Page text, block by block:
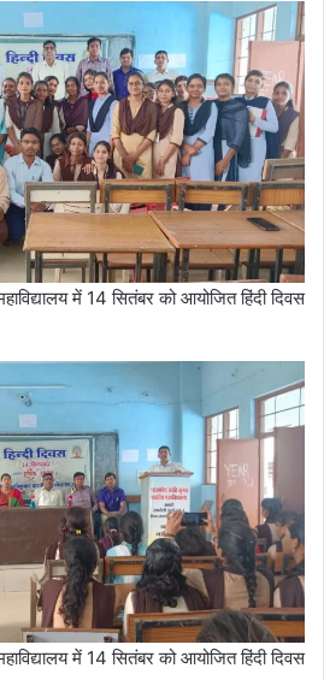
में 14 सितंबर को आयोजित हिंदी दिवस
में 14 सितंबर को आयोजित हिंदी दिवस